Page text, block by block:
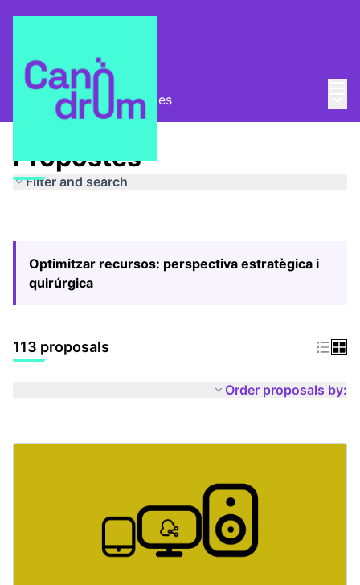
Pla Estratègic Propostes
Propostes
Filter and search
Optimitzar recursos: perspectiva estratègica i
quirúrgica
113 proposals
Order proposals by: